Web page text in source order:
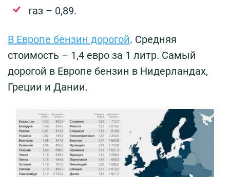
газ – 0,89.
В Европе бензин дорогой. Средняя
стоимость – 1,4 евро за 1 литр. Самый
дорогой в Европе бензин в Нидерландах,
Греции и Дании.